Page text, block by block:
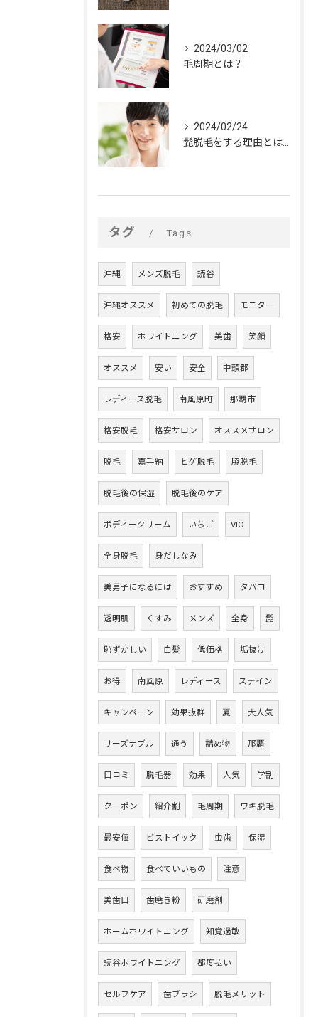
2024/03/02
毛周期とは？
2024/02/24
タグ Tags
沖縄 メンズ脱毛 読谷
沖縄オススメ 初めての脱毛 モニター
格安 ホワイトニング 美歯 笑顔
オススメ 安い 安全 中頭郡
レディース脱毛 南風原町 那覇市
格安脱毛 格安サロン オススメサロン
脱毛 嘉手納 ヒゲ脱毛 脇脱毛
脱毛後の保湿 脱毛後のケア
ボディークリーム いちご VIO
全身脱毛 身だしなみ
美男子になるには おすすめ タバコ
透明肌 くすみ メンズ 全身 髭
恥ずかしい 白髪 低価格 垢抜け
お得 南風原 レディース ステイン
キャンペーン 効果抜群 夏 大人気
リーズナブル 通う 詰め物 那覇
口コミ 脱毛器 効果 人気 学割
クーポン 紹介割 毛周期 ワキ脱毛
最安値 ビストイック 虫歯 保湿
食べ物 食べていいもの 注意
美歯口 歯磨き粉 研磨剤
ホームホワイトニング 知覚過敏
読谷ホワイトニング 都度払い
セルフケア 歯ブラシ 脱毛メリット